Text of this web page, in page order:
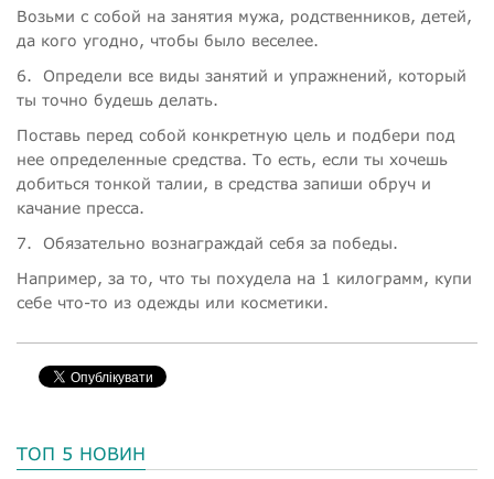
Возьми с собой на занятия мужа, родственников, детей,
да кого угодно, чтобы было веселее.
6.
Определи все виды занятий и упражнений, который
ты точно будешь делать.
Поставь перед собой конкретную цель и подбери под
нее определенные средства. То есть, если ты хочешь
добиться тонкой талии, в средства запиши обруч и
качание пресса.
7.
Обязательно вознаграждай себя за победы.
Например, за то, что ты похудела на 1 килограмм, купи
себе что-то из одежды или косметики.
ТОП 5 НОВИН